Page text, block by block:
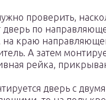
проверить,
дверь по
на краю
А затем
рейка,
дверь с двумя